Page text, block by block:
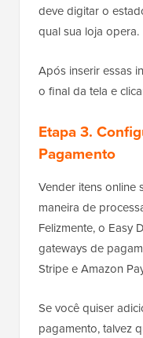
deve digitar o
qual sua loja opera.
Após inserir essas
o final da tela e
Etapa 3.
Pagamento
Vender itens online
maneira de
Felizmente, o Easy
gateways de
Stripe e Amazon
Se você quiser
pagamento, talvez